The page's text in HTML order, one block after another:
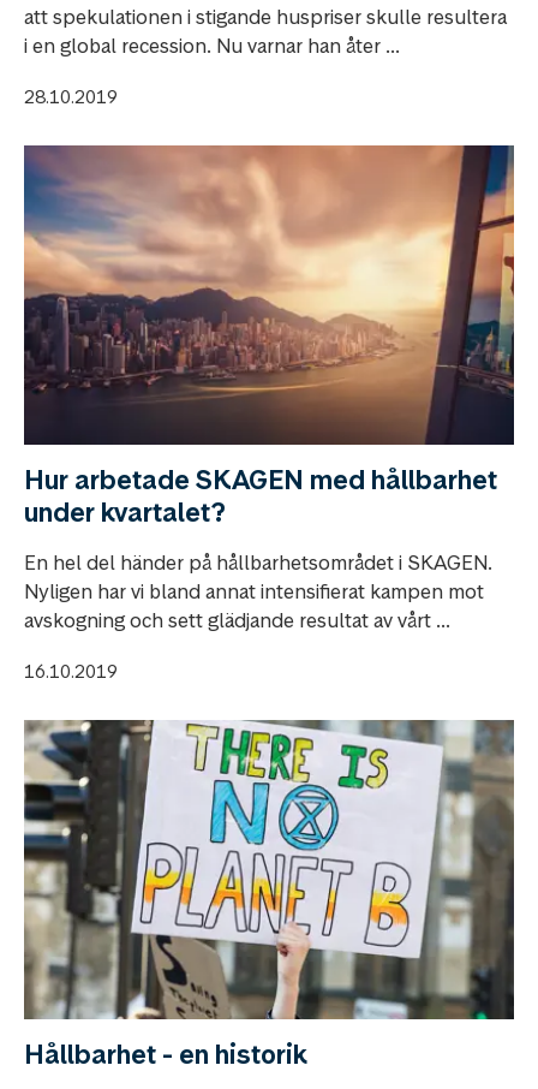
att spekulationen i stigande huspriser skulle resultera
i en global recession. Nu varnar han åter ...
28.10.2019
Hur arbetade SKAGEN med hållbarhet
under kvartalet?
En hel del händer på hållbarhetsområdet i SKAGEN.
Nyligen har vi bland annat intensifierat kampen mot
avskogning och sett glädjande resultat av vårt ...
16.10.2019
Hållbarhet - en historik